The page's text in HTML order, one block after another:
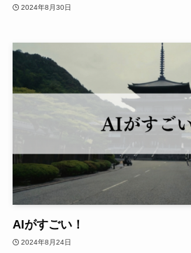
2024年8月30日
AIがすごい！
2024年8月24日